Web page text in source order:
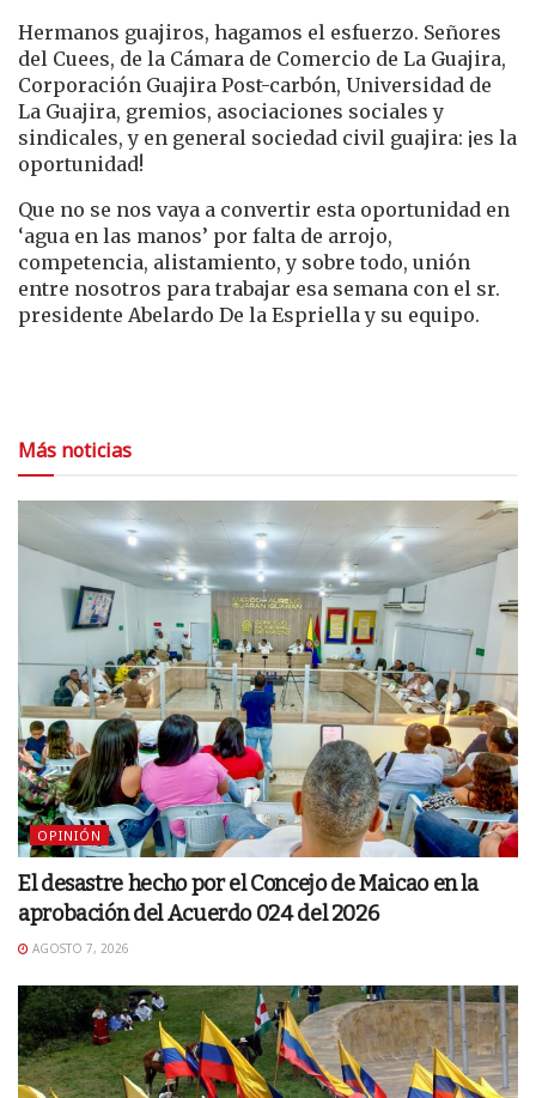
Hermanos guajiros, hagamos el esfuerzo. Señores
del Cuees, de la Cámara de Comercio de La Guajira,
Corporación Guajira Post-carbón, Universidad de
La Guajira, gremios, asociaciones sociales y
sindicales, y en general sociedad civil guajira: ¡es la
oportunidad!
Que no se nos vaya a convertir esta oportunidad en
‘agua en las manos’ por falta de arrojo,
competencia, alistamiento, y sobre todo, unión
entre nosotros para trabajar esa semana con el sr.
presidente Abelardo De la Espriella y su equipo.
Más noticias
OPINIÓN
El desastre hecho por el Concejo de Maicao en la
aprobación del Acuerdo 024 del 2026
AGOSTO 7, 2026